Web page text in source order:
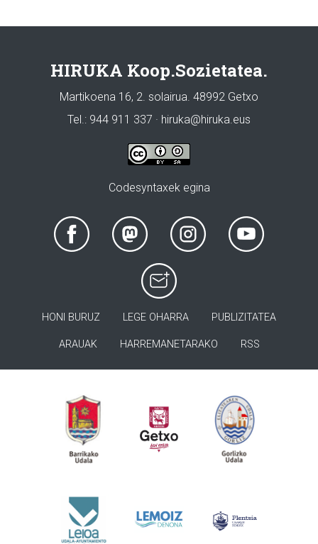
HIRUKA Koop.Sozietatea.
Martikoena 16, 2. solairua. 48992 Getxo
Tel.: 944 911 337 · hiruka@hiruka.eus
Codesyntaxek egina
HONI BURUZ LEGE OHARRA PUBLIZITATEA
ARAUAK HARREMANETARAKO RSS